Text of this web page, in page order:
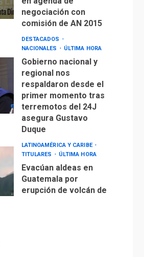
Gobierno nacional y
regional nos
primer momento tras
asegura Gustavo
Duque
LATINOAMÉRICA Y CARIBE
TITULARES
Evacúan aldeas en
Guatemala por
Fuego
GUERRA EN EL MUNDO
TITULARES
EEUU confía acuerdo